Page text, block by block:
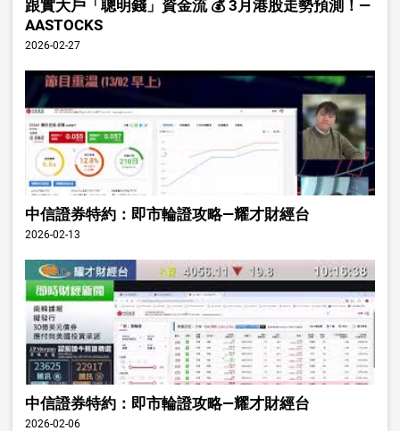
跟實大戶「聰明錢」資金流 💰 3月港股走勢預測！—
AASTOCKS
2026-02-27
中信證券特約：即市輪證攻略—耀才財經台
2026-02-13
中信證券特約：即市輪證攻略—耀才財經台
2026-02-06